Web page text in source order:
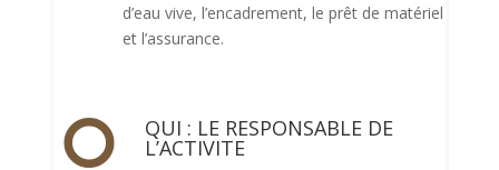
d’eau vive, l’encadrement, le prêt de matériel
et l’assurance.
QUI : LE RESPONSABLE DE
L’ACTIVITE